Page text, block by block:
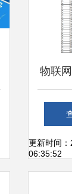
物联
2019
强谁
更新时间
06:35:52